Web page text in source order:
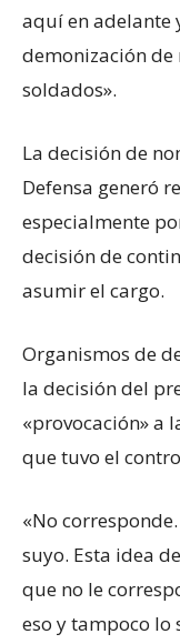
aquí en adelante
demonización de
soldados».
La decisión de
Defensa generó
especialmente
decisión de
asumir el cargo.
Organismos de
la decisión del
«provocación» a
que tuvo el
«No
suyo. Esta idea
que no le
eso y tampoco lo